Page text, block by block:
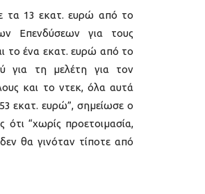
τα 13 εκατ. ευρώ από το
Επενδύσεων για τους
το ένα εκατ. ευρώ από το
για τη μελέτη για τον
και το ντεκ, όλα αυτά
εκατ. ευρώ”, σημείωσε ο
ότι “χωρίς προετοιμασία,
θα γινόταν τίποτε από